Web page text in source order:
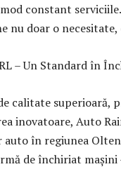
constant
nu doar o
– Un Standard în
calitate superioară,
inovatoare, Auto
în regiunea
de închiriat